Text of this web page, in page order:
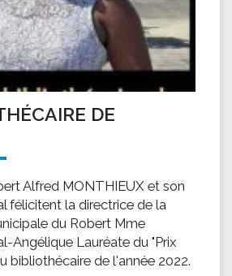
DE
Alfred MONTHIEUX et son
félicitent la directrice de la
du Robert Mme
Angélique Lauréate du "Prix
bibliothécaire de l'année 2022.